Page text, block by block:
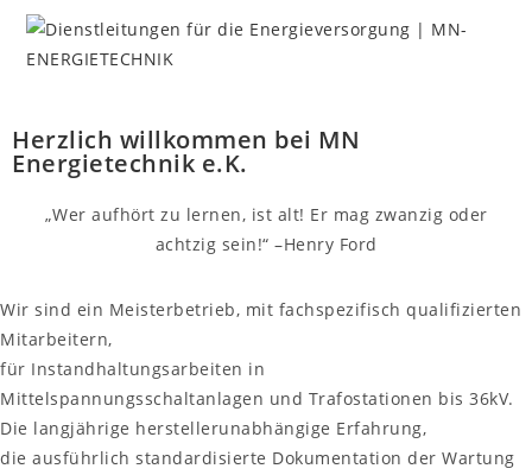
Herzlich willkommen bei MN
Energietechnik e.K.
„Wer aufhört zu lernen, ist alt! Er mag zwanzig oder
achtzig sein!“ –Henry Ford
Wir sind ein Meisterbetrieb, mit fachspezifisch qualifizierten
Mitarbeitern,
für Instandhaltungsarbeiten in
Mittelspannungsschaltanlagen und Trafostationen bis 36kV.
Die langjährige herstellerunabhängige Erfahrung,
die ausführlich standardisierte Dokumentation der Wartung